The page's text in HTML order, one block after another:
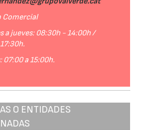
Comercial
a jueves: 08:30h - 14:00h /
07:00 a 15:00h.
O ENTIDADES